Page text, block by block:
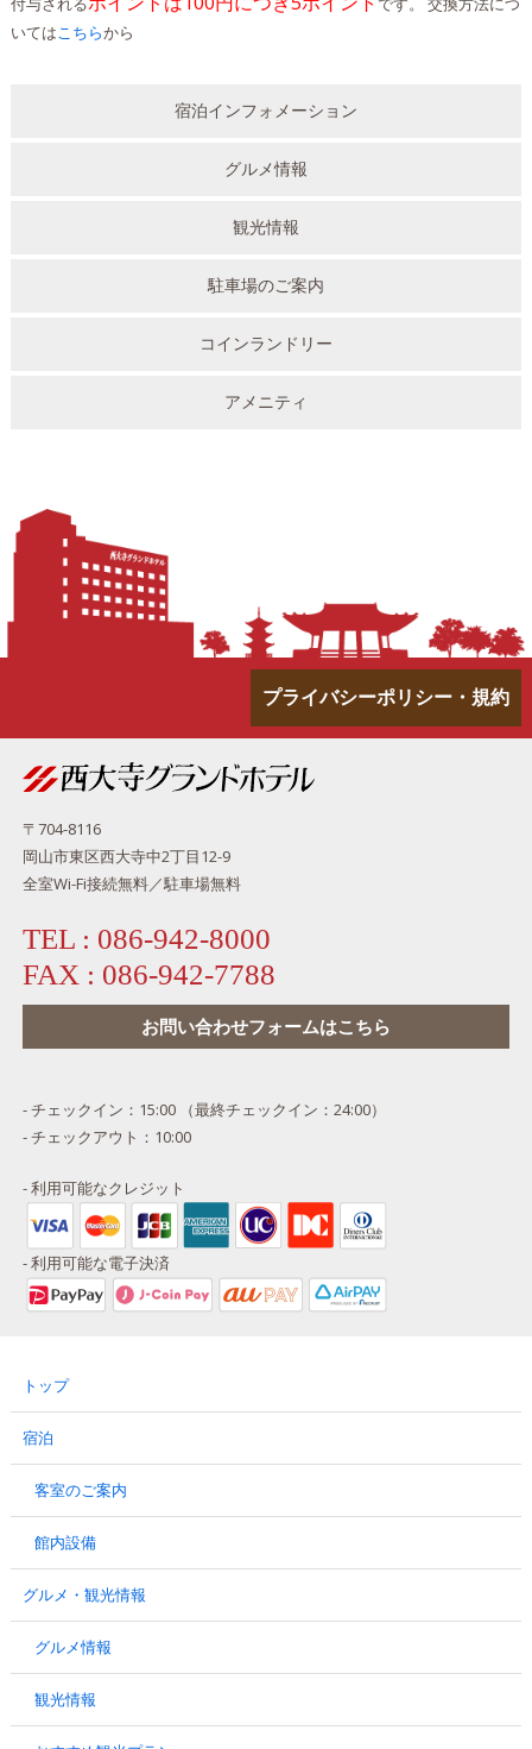
いてはこちらから
宿泊インフォメーション
グルメ情報
観光情報
駐車場のご案内
コインランドリー
アメニティ
プライバシーポリシー・規約
〒704-8116
岡山市東区西大寺中2丁目12-9
全室Wi-Fi接続無料／駐車場無料
TEL : 086-942-8000
FAX : 086-942-7788
お問い合わせフォームはこちら
- チェックイン：15:00 （最終チェックイン：24:00）
- チェックアウト：10:00
- 利用可能なクレジット
- 利用可能な電子決済
トップ
宿泊
客室のご案内
館内設備
グルメ・観光情報
グルメ情報
観光情報